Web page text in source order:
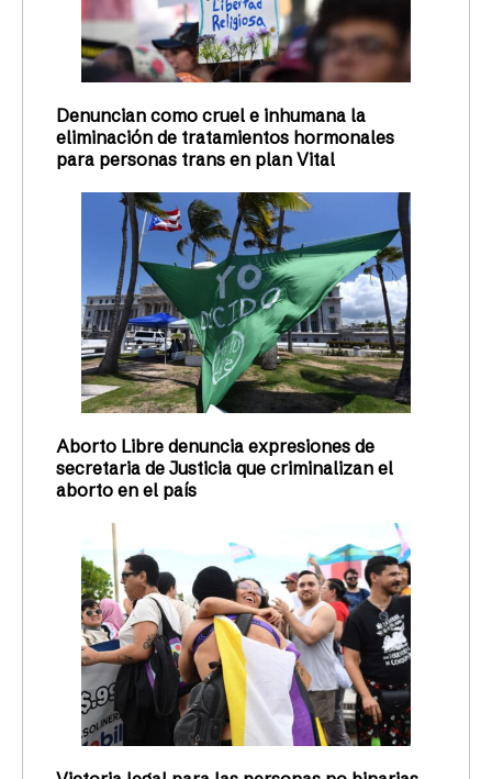
Denuncian como cruel e inhumana la
eliminación de tratamientos hormonales
para personas trans en plan Vital
Aborto Libre denuncia expresiones de
secretaria de Justicia que criminalizan el
aborto en el país